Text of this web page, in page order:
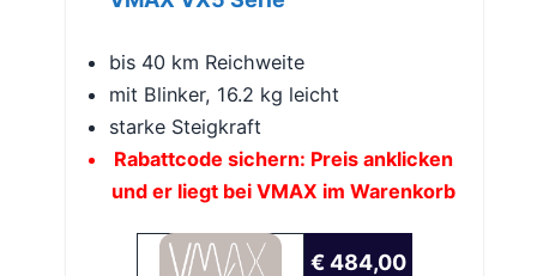
bis 40 km Reichweite
mit Blinker, 16.2 kg leicht
starke Steigkraft
Rabattcode sichern: Preis anklicken
und er liegt bei VMAX im Warenkorb
€ 484,00